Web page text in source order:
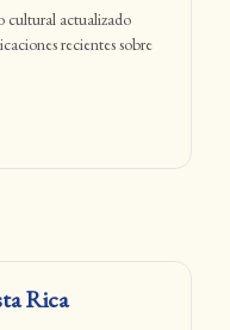
cultural actualizado
recientes sobre
Rica